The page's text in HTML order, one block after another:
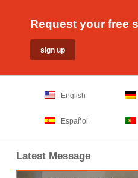
Request your free
English
Español
Latest Message